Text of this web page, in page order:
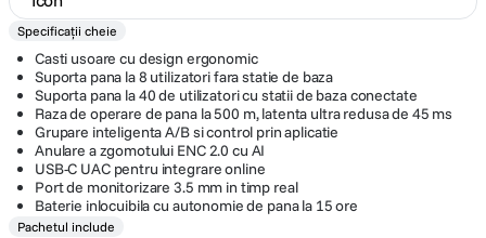
Specificații cheie
Casti usoare cu design ergonomic
Suporta pana la 8 utilizatori fara statie de baza
Suporta pana la 40 de utilizatori cu statii de baza conectate
Raza de operare de pana la 500 m, latenta ultra redusa de 45 ms
Grupare inteligenta A/B si control prin aplicatie
Anulare a zgomotului ENC 2.0 cu AI
USB-C UAC pentru integrare online
Port de monitorizare 3.5 mm in timp real
Baterie inlocuibila cu autonomie de pana la 15 ore